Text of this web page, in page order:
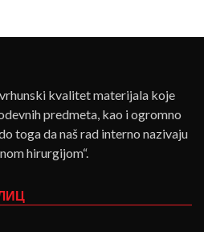
kvalitet materijala koje
predmeta, kao i ogromno
toga da naš rad interno nazivaju
hirurgijom“.